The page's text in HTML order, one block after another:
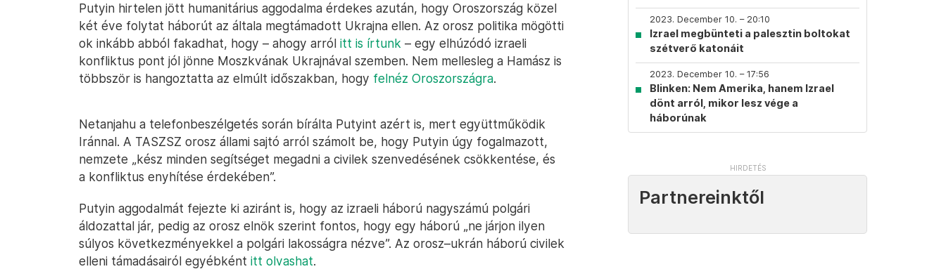
Putyin hirtelen jött humanitárius aggodalma érdekes azután, hogy Oroszország közel
két éve folytat háborút az általa megtámadott Ukrajna ellen. Az orosz politika mögötti
ok inkább abból fakadhat, hogy – ahogy arról itt is írtunk – egy elhúzódó izraeli
konfliktus pont jól jönne Moszkvának Ukrajnával szemben. Nem mellesleg a Hamász is
többször is hangoztatta az elmúlt időszakban, hogy felnéz Oroszországra.
Netanjahu a telefonbeszélgetés során bírálta Putyint azért is, mert együttműködik
Iránnal. A TASZSZ orosz állami sajtó arról számolt be, hogy Putyin úgy fogalmazott,
nemzete „kész minden segítséget megadni a civilek szenvedésének csökkentése, és
a konfliktus enyhítése érdekében”.
Putyin aggodalmát fejezte ki aziránt is, hogy az izraeli háború nagyszámú polgári
áldozattal jár, pedig az orosz elnök szerint fontos, hogy egy háború „ne járjon ilyen
súlyos következményekkel a polgári lakosságra nézve”. Az orosz–ukrán háború civilek
elleni támadásairól egyébként itt olvashat.
2023. December 10. – 20:10
Izrael megbünteti a palesztin boltokat
szétverő katonáit
2023. December 10. – 17:56
Blinken: Nem Amerika, hanem Izrael
dönt arról, mikor lesz vége a
háborúnak
Partnereinktől